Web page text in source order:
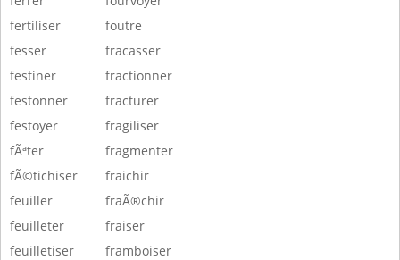
fertiliser
fesser
festiner
festonner
festoyer
fÃªter
fÃ©tichiser
feuiller
feuilleter
feuilletiser
foutre
fracasser
fractionner
fracturer
fragiliser
fragmenter
fraichir
fraÃ®chir
fraiser
framboiser